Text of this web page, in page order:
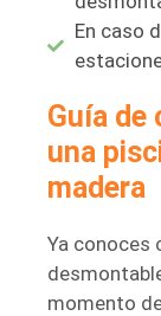
En caso
Guía de
una
madera
Ya conoces
momento